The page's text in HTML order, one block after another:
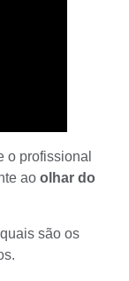
o profissional
ao olhar do
são os